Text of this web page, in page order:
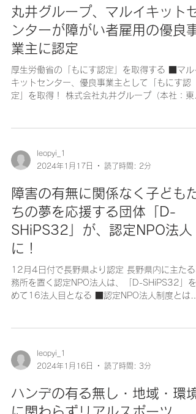
丸井グループ、マルイキットセ
ンターが障がい者雇用の優良事
業主に認定
厚生労働省の「もにす認定」を取得する ■マル
キットセンター、優良事業主として「もにす認
定」を取得！ 株式会社丸井グループ（本社：東
leopyi_1
2024年1月17日
読了時間: 2分
障害の有無に関係なく子どもた
ちの夢を応援する団体「D-
SHiPS32」が、認定NPO法人
に！
12月4日付で長野県より認定 長野県内に主たる
務所を置く認定NPO法人は、「D-SHiPS32」を
めて16法人目となる ■認定NPO法人制度とは、
leopyi_1
2024年1月16日
読了時間: 3分
ハンデの有る無し・地域・環境